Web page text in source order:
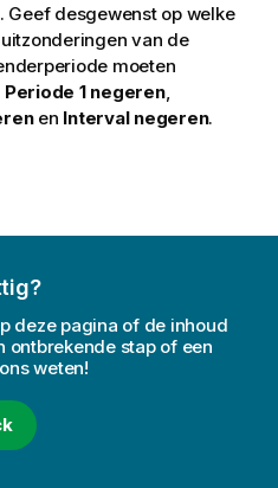
Geef desgewenst op welke
van de
moeten
Periode 1 negeren,
en Interval negeren.
deze pagina of de inhoud
ontbrekende stap of een
weten!